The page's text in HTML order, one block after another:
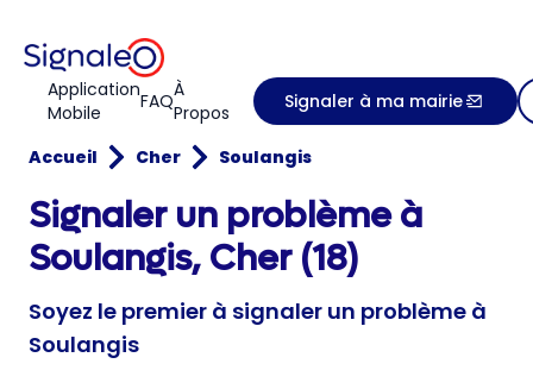
Application
Mobile
FAQÀ
Propos
Signaler à ma mairie
Accueil Cher Soulangis
Signaler un problème à
Soulangis, Cher (18)
Soyez le premier à signaler un problème à
Soulangis